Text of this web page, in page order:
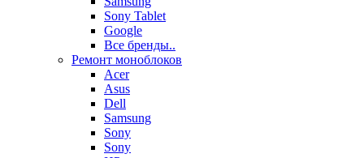
Sony Tablet
Google
Все бренды..
Ремонт моноблоков
Acer
Asus
Dell
Samsung
Sony
Sony